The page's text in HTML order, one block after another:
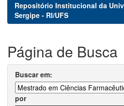
Repositório Institucional da
Sergipe - RI/UFS
Página de Busca
Buscar em:
por